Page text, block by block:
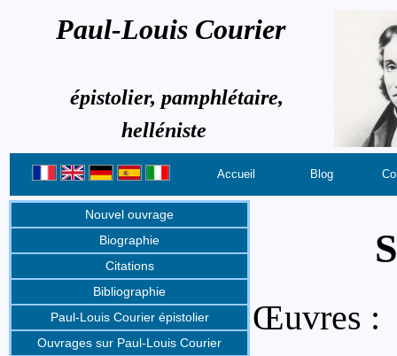
Paul-Louis Courier
épistolier, pamphlétaire,
helléniste
Accueil Blog
Nouvel ouvrage
Biographie
Citations
Bibliographie
Paul-Louis Courier épistolier
Ouvrages sur Paul-Louis Courier
Œuvres :